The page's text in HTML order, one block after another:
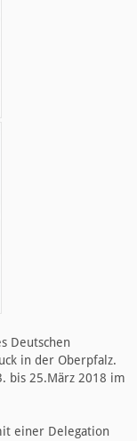
Deutschen
in der Oberpfalz.
bis 25.März 2018 im
einer Delegation